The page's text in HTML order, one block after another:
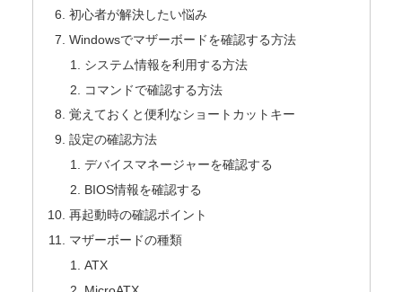
初心者が解決したい悩み
Windowsでマザーボードを確認する方法
システム情報を利用する方法
コマンドで確認する方法
覚えておくと便利なショートカットキー
設定の確認方法
デバイスマネージャーを確認する
BIOS情報を確認する
再起動時の確認ポイント
マザーボードの種類
ATX